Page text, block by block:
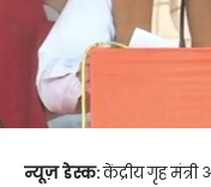
न्यूज़ डेस्क:केंद्रीय गृह